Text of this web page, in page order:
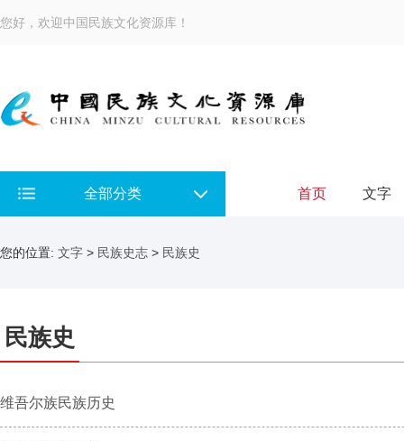
您好，欢迎中国民族文化资源库！
全部分类 首页 文字
您的位置: 文字 > 民族史志 > 民族史
民族史
维吾尔族民族历史